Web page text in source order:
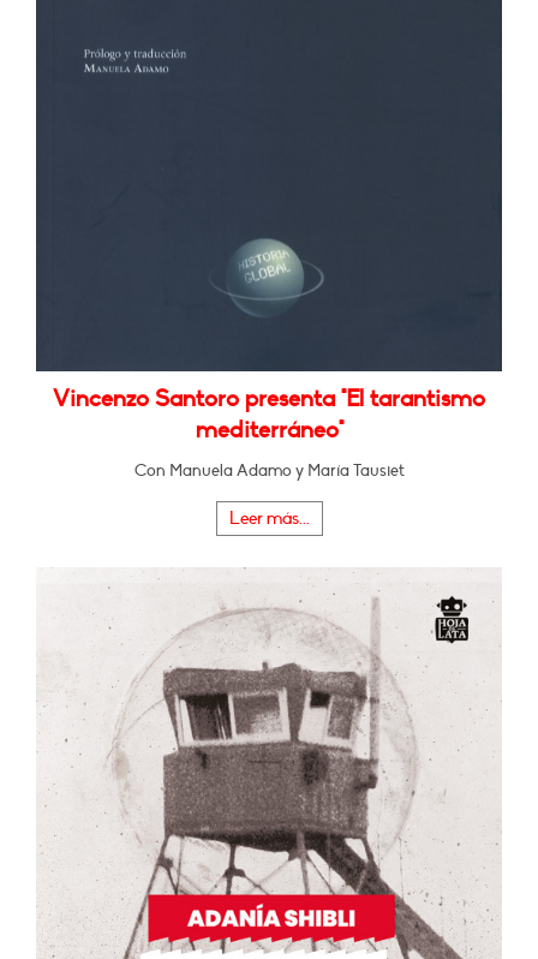
Vincenzo Santoro presenta "El tarantismo
mediterráneo"
Con Manuela Adamo y María Tausiet
Leer más...